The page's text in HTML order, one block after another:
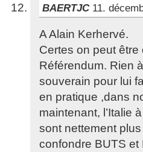
BAERTJC 11.
A Alain Kerhervé.
Certes on peut être
Référendum. Rien
souverain pour lui
en pratique ,dans
maintenant, l’Italie
sont nettement
confondre BUTS